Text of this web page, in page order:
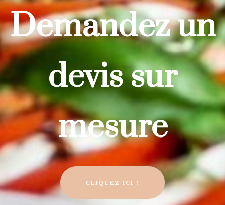
Demandez un
devis sur
mesure
CLIQUEZ ICI !